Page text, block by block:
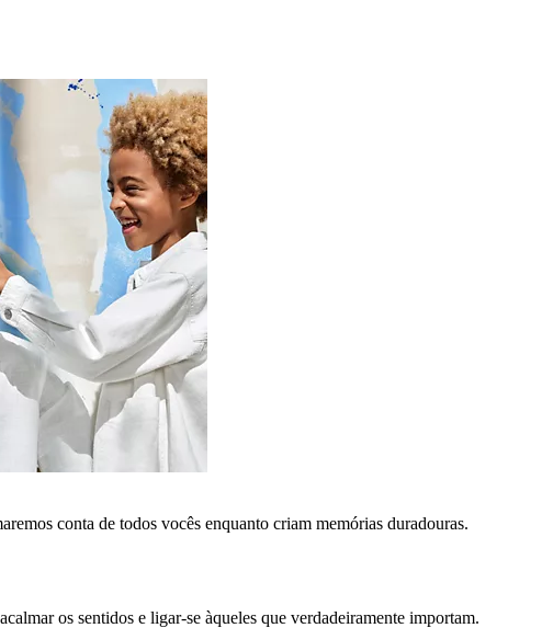
conta de todos vocês enquanto criam memórias duradouras.
os sentidos e ligar-se àqueles que verdadeiramente importam.